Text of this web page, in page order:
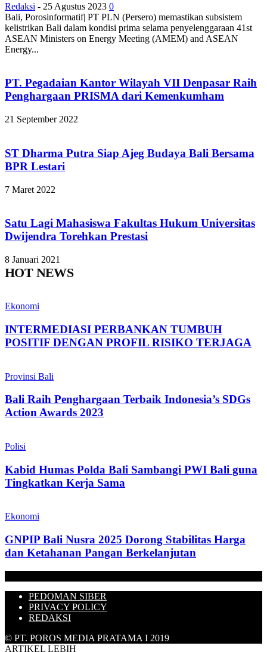
Redaksi - 25 Agustus 2023 0
Bali, Porosinformatif| PT PLN (Persero) memastikan subsistem
kelistrikan Bali dalam kondisi prima selama penyelenggaraan 41st
ASEAN Ministers on Energy Meeting (AMEM) and ASEAN
Energy...
PT. Pegadaian Kantor Wilayah VII Denpasar Raih
Penghargaan PRISMA dari Kemenkumham
21 September 2022
ST Dharma Putra Siap Ajeg Budaya Bali Bersama
BPR Lestari
7 Maret 2022
Satu Lagi Mahasiswa Fakultas Hukum Universitas
Dwijendra Torehkan Prestasi
8 Januari 2021
HOT NEWS
Ekonomi
INTERMEDIASI PERBANKAN TUMBUH
POSITIF DENGAN PROFIL RISIKO TERJAGA
Provinsi Bali
Bali Raih Penghargaan Terbaik Indonesia’s SDGs
Action Awards 2023
Polisi
Kabid Humas Polda Bali Sambangi PWI Bali guna
Tingkatkan Kerja Sama
Ekonomi
GNPIP Bali Nusra 2025 Dorong Stabilitas Harga
dan Ketahanan Pangan Berkelanjutan
PEDOMAN SIBER
PRIVACY POLICY
REDAKSI
© PT. POROS MEDIA PRATAMA I 2019
ARTIKEL LEBIH